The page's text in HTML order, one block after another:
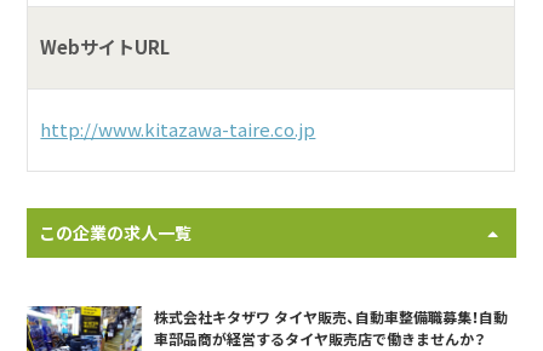
WebサイトURL
http://www.kitazawa-taire.co.jp
この企業の求人一覧
株式会社キタザワ タイヤ販売、自動車整備職募集！自動
車部品商が経営するタイヤ販売店で働きませんか？